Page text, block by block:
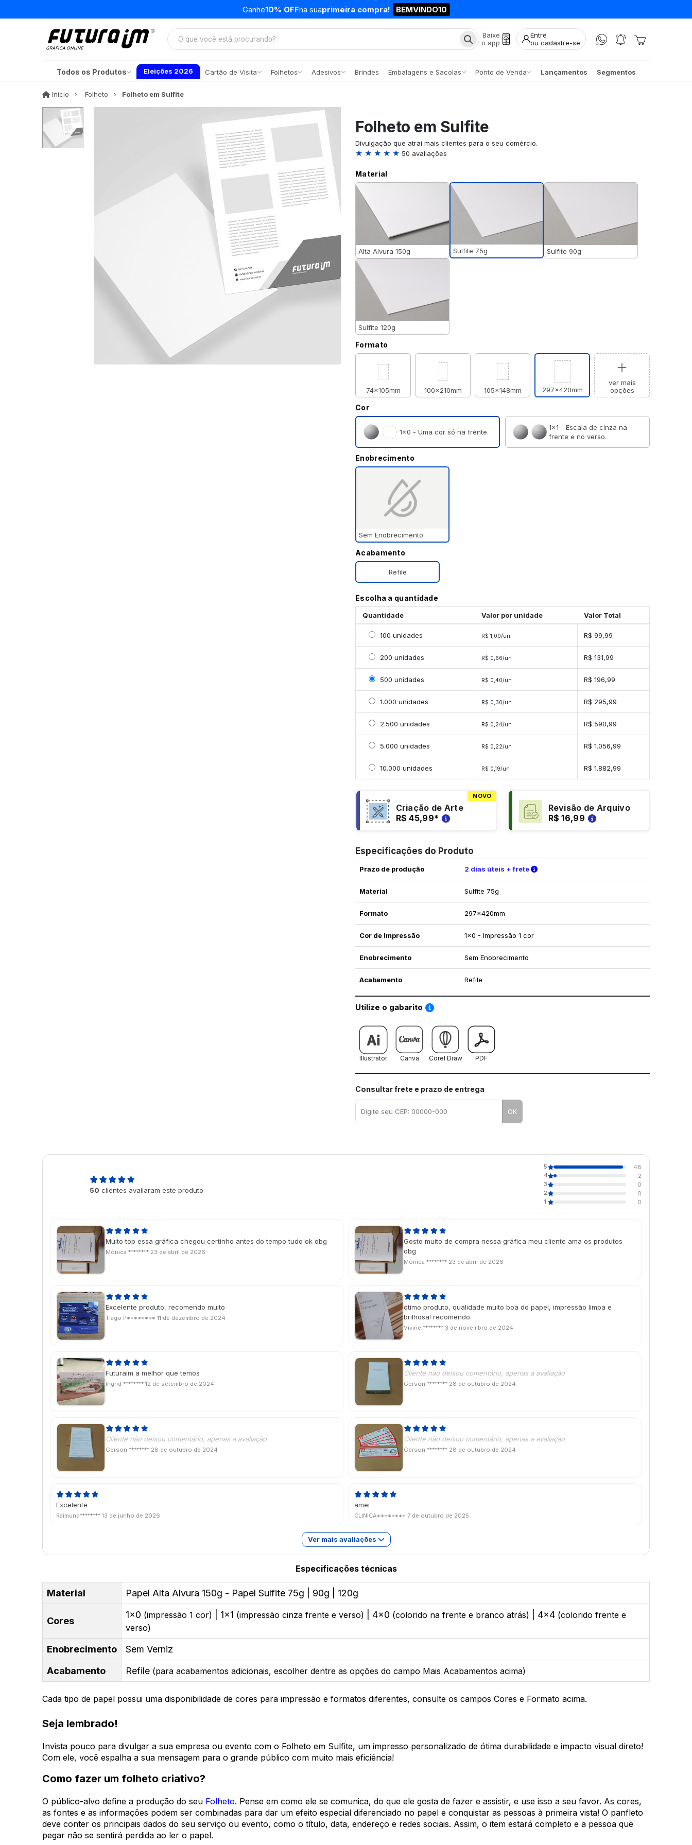
Ganhe10% OFFna suaprimeira compra! BEMVINDO10
Baixe
o app
Entre
ou cadastre-se
Todos os Produtos Eleições 2026 Cartão de Visita Folhetos Adesivos Brindes Embalagens e Sacolas Ponto de Venda Lançamentos Segmentos
Início InícioFolheto Folheto em Sulfite
Folheto em Sulfite
Divulgação que atrai mais clientes para o seu comércio.
★ ★ ★ ★ ★ 50 avaliações
Material
Alta Alvura 150g Sulfite 75g Sulfite 90g
Sulfite 120g
Formato
74x105mm 100x210mm 105x148mm 297x420mm
ver mais
opções
Cor
1×0 - Uma cor só na frente.
1×1 - Escala de cinza na
frente e no verso.
Enobrecimento
Sem Enobrecimento
Acabamento
Refile
Escolha a quantidade
Quantidade Valor por unidade Valor Total
Selecionar 100 unidades
100 unidades R$ 1,00/un R$ 99,99
Selecionar 200 unidades
200 unidades R$ 0,66/un R$ 131,99
Selecionar 500 unidades
500 unidades R$ 0,40/un R$ 196,99
Selecionar 1000 unidades
1.000 unidades R$ 0,30/un R$ 295,99
Selecionar 2500 unidades
2.500 unidades R$ 0,24/un R$ 590,99
Selecionar 5000 unidades
5.000 unidades R$ 0,22/un R$ 1.056,99
Selecionar 10000 unidades
10.000 unidades R$ 0,19/un R$ 1.882,99
NOVO
Criação de Arte
R$ 45,99*
Revisão de Arquivo
R$ 16,99
Especificações do Produto
Prazo de produção 2 dias úteis + frete Verifique as condições de entrega
Material Sulfite 75g
Formato 297x420mm
Cor de Impressão 1x0 - Impressão 1 cor
Enobrecimento Sem Enobrecimento
Acabamento Refile
Utilize o gabarito Saiba como utilizar os nossos gabaritos
Illustrator Canva Corel Draw PDF
Consultar frete e prazo de entrega
OK
50 clientes avaliaram este produto
5
48
4
2
3
0
2
0
1
0
Muito top essa gráfica chegou certinho antes do tempo tudo ok obg
Mônica ******** 23 de abril de 2026
Gosto muito de compra nessa gráfica meu cliente ama os produtos
obg
Mônica ******** 23 de abril de 2026
Excelente produto, recomendo muito
Tiago P******** 11 de dezembro de 2024
ótimo produto, qualidade muito boa do papel, impressão limpa e
brilhosa! recomendo.
Vivine ******** 3 de novembro de 2024
Futuraim a melhor que temos
Ingrid ******** 12 de setembro de 2024
Cliente não deixou comentário, apenas a avaliação
Gerson ******** 28 de outubro de 2024
Cliente não deixou comentário, apenas a avaliação
Gerson ******** 28 de outubro de 2024
Cliente não deixou comentário, apenas a avaliação
Gerson ******** 28 de outubro de 2024
Excelente
Raimund******** 13 de junho de 2026
amei
CLINICA******** 7 de outubro de 2025
Ver mais avaliações
Especificações técnicas
Material Papel Alta Alvura 150g - Papel Sulfite 75g | 90g | 120g
Cores
1x0 (impressão 1 cor) | 1x1 (impressão cinza frente e verso) | 4x0 (colorido na frente e branco atrás) | 4x4 (colorido frente e
verso)
Enobrecimento
Sem Verniz
Acabamento
Refile (para acabamentos adicionais, escolher dentre as opções do campo Mais Acabamentos acima)
Cada tipo de papel possui uma disponibilidade de cores para impressão e formatos diferentes, consulte os campos Cores e Formato acima.
Seja lembrado!
Invista pouco para divulgar a sua empresa ou evento com o Folheto em Sulfite, um impresso personalizado de ótima durabilidade e impacto visual direto!
Com ele, você espalha a sua mensagem para o grande público com muito mais eficiência!
Como fazer um folheto criativo?
O público-alvo define a produção do seu Folheto. Pense em como ele se comunica, do que ele gosta de fazer e assistir, e use isso a seu favor. As cores,
as fontes e as informações podem ser combinadas para dar um efeito especial diferenciado no papel e conquistar as pessoas à primeira vista! O panfleto
deve conter os principais dados do seu serviço ou evento, como o título, data, endereço e redes sociais. Assim, o item estará completo e a pessoa que
pegar não se sentirá perdida ao ler o papel.